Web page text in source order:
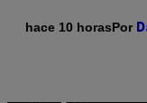
hace 10 horasPor